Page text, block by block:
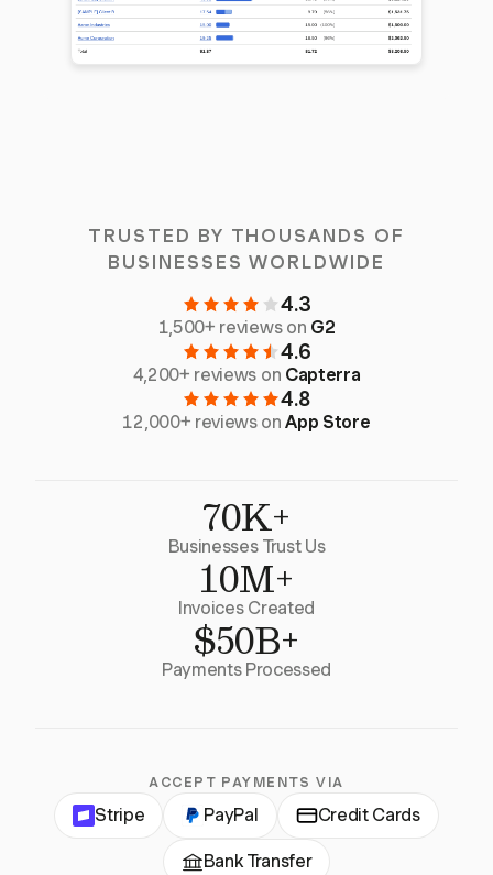
TRUSTED BY THOUSANDS OF
BUSINESSES WORLDWIDE
4.3
1,500+ reviews on G2
4.6
4,200+ reviews on Capterra
4.8
12,000+ reviews onApp Store
70K+
Businesses Trust Us
10M+
Invoices Created
$50B+
Payments Processed
ACCEPT PAYMENTS VIA
Stripe PayPal Credit Cards
Bank Transfer